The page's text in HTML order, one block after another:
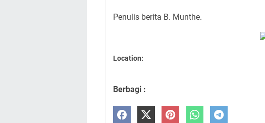
Penulis berita B. Munthe.
Location:
Berbagi :